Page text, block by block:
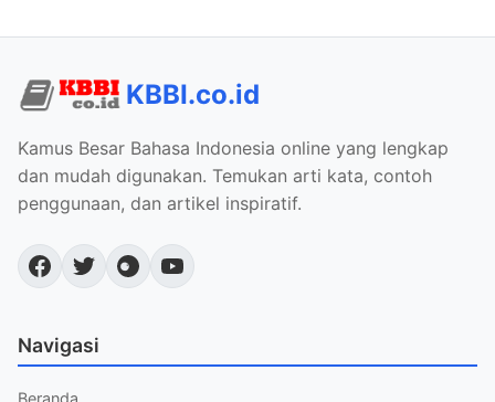
KBBI.co.id
Kamus Besar Bahasa Indonesia online yang lengkap
dan mudah digunakan. Temukan arti kata, contoh
penggunaan, dan artikel inspiratif.
Navigasi
Beranda